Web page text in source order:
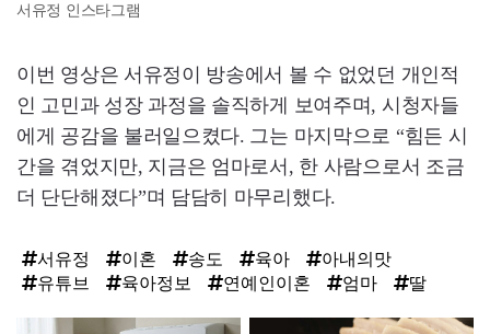
서유정 인스타그램
이번 영상은 서유정이 방송에서 볼 수 없었던 개인적
인 고민과 성장 과정을 솔직하게 보여주며, 시청자들
에게 공감을 불러일으켰다. 그는 마지막으로 “힘든 시
간을 겪었지만, 지금은 엄마로서, 한 사람으로서 조금
더 단단해졌다”며 담담히 마무리했다.
서유정 이혼 송도 육아
아내의맛
유튜브
육아정보 연예인이혼 엄마 딸